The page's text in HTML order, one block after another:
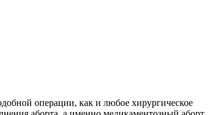
операции, как и любое хирургическое